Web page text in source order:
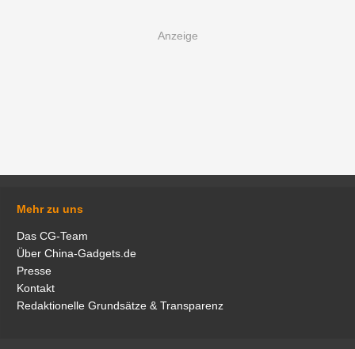
Mehr zu uns
Das CG-Team
Über China-Gadgets.de
Presse
Kontakt
Redaktionelle Grundsätze & Transparenz